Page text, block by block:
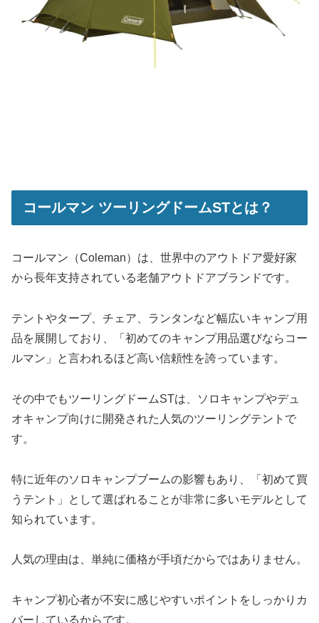
コールマン ツーリングドームSTとは？
コールマン（Coleman）は、世界中のアウトドア愛好家
から長年支持されている老舗アウトドアブランドです。
テントやタープ、チェア、ランタンなど幅広いキャンプ用
品を展開しており、「初めてのキャンプ用品選びならコー
ルマン」と言われるほど高い信頼性を誇っています。
その中でもツーリングドームSTは、ソロキャンプやデュ
オキャンプ向けに開発された人気のツーリングテントで
す。
特に近年のソロキャンプブームの影響もあり、「初めて買
うテント」として選ばれることが非常に多いモデルとして
知られています。
人気の理由は、単純に価格が手頃だからではありません。
キャンプ初心者が不安に感じやすいポイントをしっかりカ
バーしているからです。